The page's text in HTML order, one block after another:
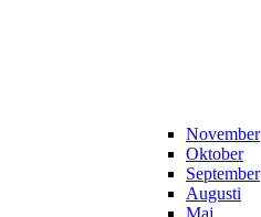
November
Oktober
September
Augusti
Maj